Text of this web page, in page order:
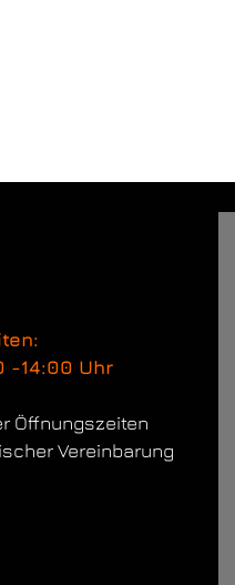
-14:00 Uhr
Öffnungszeiten
Vereinbarung